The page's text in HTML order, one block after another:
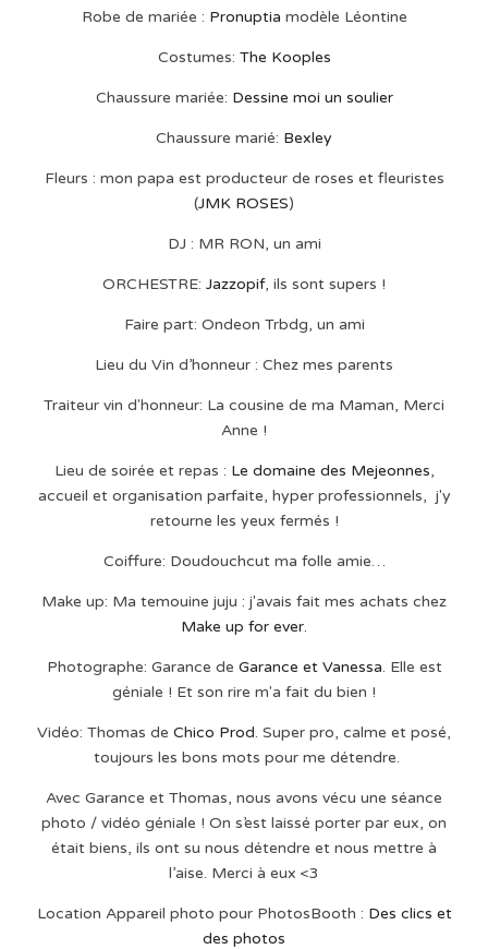
Robe de mariée : Pronuptia modèle Léontine
Costumes: The Kooples
Chaussure mariée: Dessine moi un soulier
Chaussure marié: Bexley
Fleurs : mon papa est producteur de roses et fleuristes
(JMK ROSES)
DJ : MR RON, un ami
ORCHESTRE: Jazzopif, ils sont supers !
Faire part: Ondeon Trbdg, un ami
Lieu du Vin d’honneur : Chez mes parents
Traiteur vin d'honneur: La cousine de ma Maman, Merci
Anne !
Lieu de soirée et repas : Le domaine des Mejeonnes,
accueil et organisation parfaite, hyper professionnels, j'y
retourne les yeux fermés !
Coiffure: Doudouchcut ma folle amie…
Make up: Ma temouine juju : j'avais fait mes achats chez
Make up for ever.
Photographe: Garance de Garance et Vanessa. Elle est
géniale ! Et son rire m'a fait du bien !
Vidéo: Thomas de Chico Prod. Super pro, calme et posé,
toujours les bons mots pour me détendre.
Avec Garance et Thomas, nous avons vécu une séance
photo / vidéo géniale ! On s’est laissé porter par eux, on
était biens, ils ont su nous détendre et nous mettre à
l’aise. Merci à eux <3
Location Appareil photo pour PhotosBooth : Des clics et
des photos